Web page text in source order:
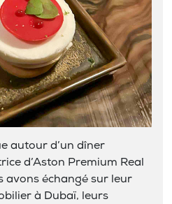
autour d’un dîner
d’Aston Premium Real
avons échangé sur leur
à Dubaï, leurs